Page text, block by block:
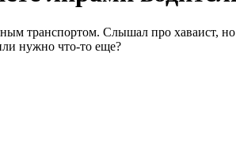
транспортом. Слышал про хаваист,
нужно что-то еще?